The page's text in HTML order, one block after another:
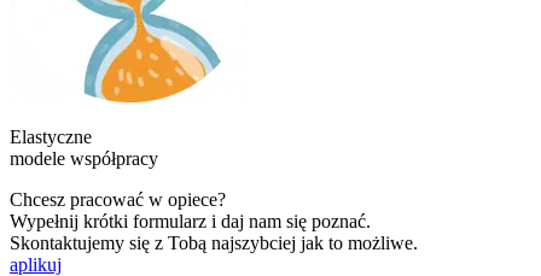
Elastyczne
modele współpracy
Chcesz pracować w opiece?
Wypełnij krótki formularz i daj nam się poznać.
Skontaktujemy się z Tobą najszybciej jak to możliwe.
aplikuj